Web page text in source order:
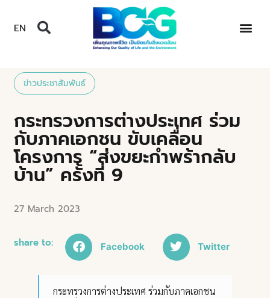
EN
ข่าวประชาสัมพันธ์
กระทรวงการต่างประเทศ ร่วม
กับภาคเอกชน ขับเคลื่อน
โครงการ “ส่งขยะกำพร้ากลับ
บ้าน” ครั้งที่ 9
27 March 2023
share to: Facebook Twitter
กระทรวงการต่างประเทศ ร่วมกับภาคเอกชน